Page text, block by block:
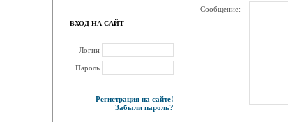
ВХОД НА САЙТ
Логин
Пароль
Регистрация на сайте!
Забыли пароль?
Сообщение: